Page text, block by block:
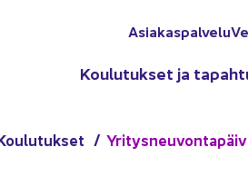
Asia­kas­pal­ve­lu
Kou­lu­tuk­set ja